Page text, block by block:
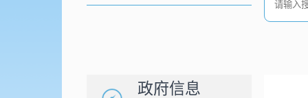
政府信息